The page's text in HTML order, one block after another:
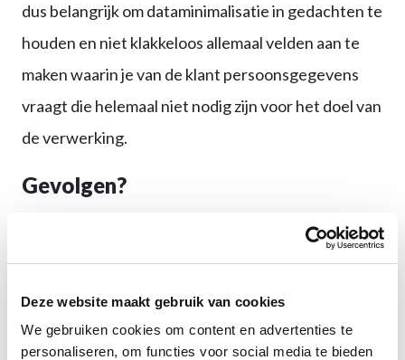
Deze website maakt gebruik van cookies
We gebruiken cookies om content en advertenties te
personaliseren, om functies voor social media te bieden
dus belangrijk om dataminimalisatie in gedachten te
houden en niet klakkeloos allemaal velden aan te
maken waarin je van de klant persoonsgegevens
vraagt die helemaal niet nodig zijn voor het doel van
de verwerking.
Gevolgen?
Wanneer je de privacy tijdens het ontwikkelproces
niet in je achterhoofd houdt, loop je bijvoorbeeld
strijd met de AVG. Dit wil je natuurlijk niet.
Daarnaast wil je ook niet achteraf nog een keer